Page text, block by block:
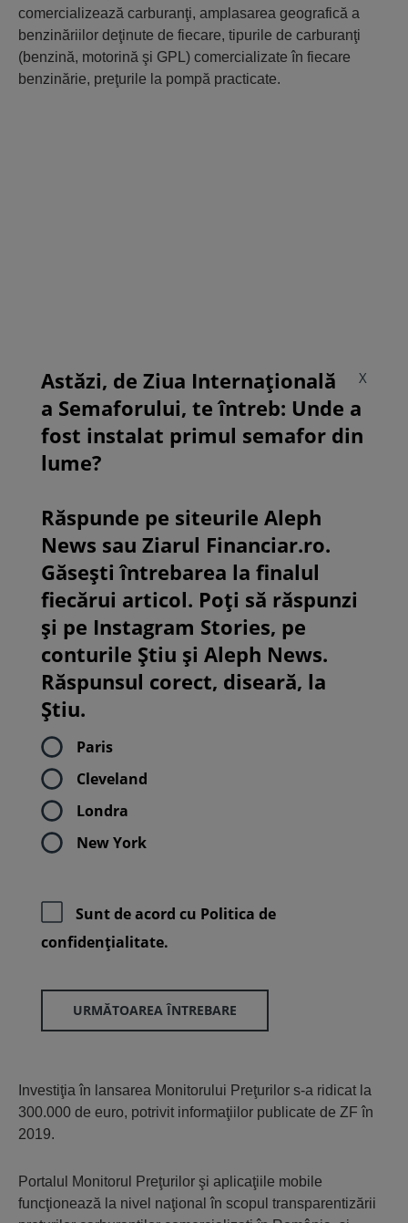
comercializează carburanţi, amplasarea geografică a
benzinăriilor deţinute de fiecare, tipurile de carburanţi
(benzină, motorină şi GPL) comercializate în fiecare
benzinărie, preţurile la pompă practicate.
X
Astăzi, de Ziua Internațională
a Semaforului, te întreb: Unde a
fost instalat primul semafor din
lume?
Răspunde pe siteurile Aleph
News sau Ziarul Financiar.ro.
Găsești întrebarea la finalul
fiecărui articol. Poți să răspunzi
și pe Instagram Stories, pe
conturile Știu și Aleph News.
Răspunsul corect, diseară, la
Știu.
Paris
Cleveland
Londra
New York
Sunt de acord cu Politica de
confidenţialitate.
URMĂTOAREA ÎNTREBARE
Investiţia în lansarea Monitorului Preţurilor s-a ridicat la
300.000 de euro, potrivit informaţiilor publicate de ZF în
2019.
Portalul Monitorul Preţurilor şi aplicaţiile mobile
funcţionează la nivel naţional în scopul transparentizării